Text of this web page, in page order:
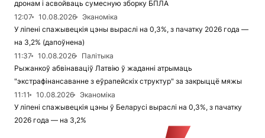
дронам і асвойваць сумесную зборку БПЛА
12:07
10.08.2026
Эканоміка
У ліпені спажывецкія цэны выраслі на 0,3%, з пачатку 2026 года —
на 3,2% (дапоўнена)
11:37
10.08.2026
Палітыка
Рыжанкоў абвінаваціў Латвію ў жаданні атрымаць
"экстрафінансаванне з еўрапейскіх структур" за закрыццё мяжы
11:11
10.08.2026
Эканоміка
У ліпені спажывецкія цэны ў Беларусі выраслі на 0,3%, з пачатку
2026 года — на 3,2%